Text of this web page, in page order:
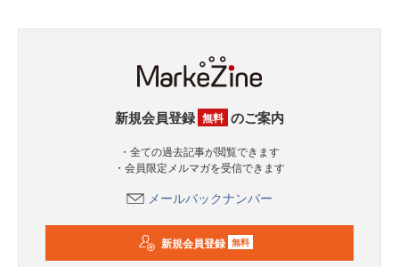
新規会員登録 無料 のご案内
・全ての過去記事が閲覧できます
・会員限定メルマガを受信できます
メールバックナンバー
新規会員登録 無料